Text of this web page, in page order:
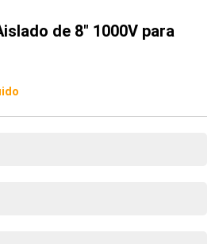
de 8″ 1000V para